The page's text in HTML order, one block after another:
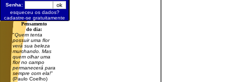
Senha:
esqueceu os dados?
cadastre-se gratuitamente
Pensamento
do dia:
"Quem tenta
possuir uma flor
verá sua beleza
murchando. Mas
quem olhar uma
flor no campo
permanecerá para
sempre com ela!"
(Paulo Coelho)